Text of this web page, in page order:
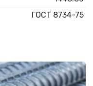
ГОСТ 8734-75